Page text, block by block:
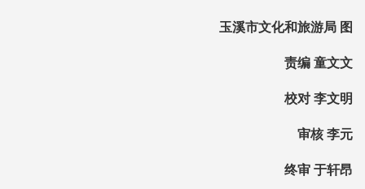
玉溪市文化和旅游局 图
责编 童文文
校对 李文明
审核 李元
终审 于轩昂